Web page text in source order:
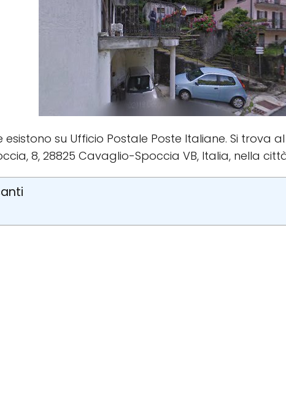
su Ufficio Postale Poste Italiane. Si trova
8, 28825 Cavaglio-Spoccia VB, Italia, nella